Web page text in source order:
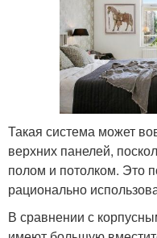
Такая система может
верхних панелей,
полом и потолком. Это
рационально
В сравнении с